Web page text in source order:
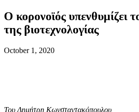
O κορονοϊός υπενθυμίζει
της βιοτεχνολογίας
October 1, 2020
Του Δημήτρη Κωνσταντακόπουλου